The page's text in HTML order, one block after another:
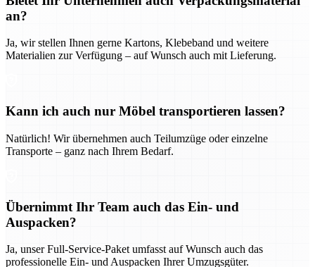
an?
Ja, wir stellen Ihnen gerne Kartons, Klebeband und weitere
Materialien zur Verfügung – auf Wunsch auch mit Lieferung.
Kann ich auch nur Möbel transportieren lassen?
Natürlich! Wir übernehmen auch Teilumzüge oder einzelne
Transporte – ganz nach Ihrem Bedarf.
Übernimmt Ihr Team auch das Ein- und
Auspacken?
Ja, unser Full-Service-Paket umfasst auf Wunsch auch das
professionelle Ein- und Auspacken Ihrer Umzugsgüter.